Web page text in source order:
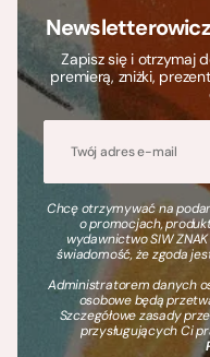
Zapisz się i otrzymaj
premierą, zniżki,
Chcę otrzymywać na
o promocjach,
wydawnictwo SIW
świadomość, że zgoda
Administratorem danych
osobowe będą
Szczegółowe zasady
przysługujących Ci